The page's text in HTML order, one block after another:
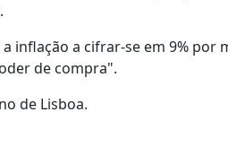
inflação a cifrar-se em 9% por
de compra".
de Lisboa.